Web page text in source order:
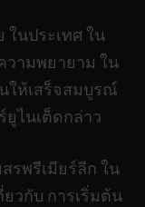
นประเทศ ใน
ามพยายาม ใน
ให้เสร็จสมบูรณ์
ยูไนเต็ดกล่าว
รพรีเมียร์ลีก ใน
วกับ การเริ่มต้น